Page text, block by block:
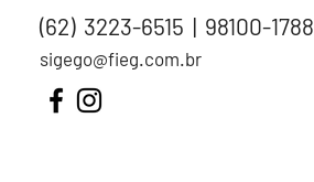
(62) 3223-6515 | 98100-1788
sigego@fieg.com.br